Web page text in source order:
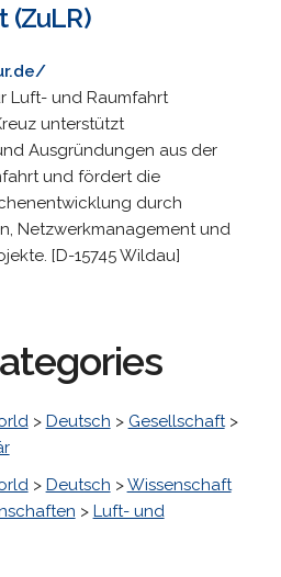
(ZuLR)
Luft- und Raumfahrt
unterstützt
Ausgründungen aus der
und fördert die
durch
Netzwerkmanagement und
[D-15745 Wildau]
> Deutsch > Gesellschaft>
> Deutsch >Wissenschaft
> Luft- und